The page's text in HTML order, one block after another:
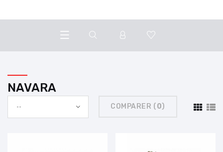
NAVARA
-- COMPARER (0)